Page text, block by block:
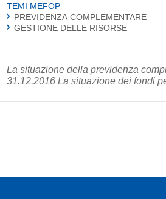
TEMI MEFOP
PREVIDENZA COMPLEMENTARE
GESTIONE DELLE RISORSE
La situazione della previdenza
31.12.2016 La situazione dei fondi